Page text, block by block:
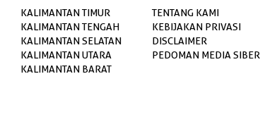
KALIMANTAN TIMUR
KALIMANTAN TENGAH
KALIMANTAN SELATAN
KALIMANTAN UTARA
KALIMANTAN BARAT
TENTANG KAMI
KEBIJAKAN PRIVASI
DISCLAIMER
PEDOMAN MEDIA SIBER